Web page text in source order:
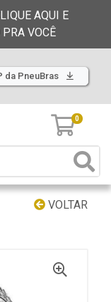
AQUI E
VOCÊ
da PneuBras
0
VOLTAR